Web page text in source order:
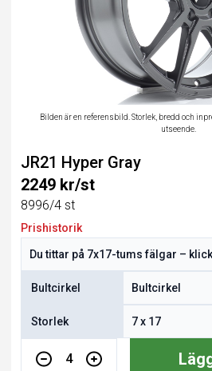
Bilden är en referensbild. Storlek, bredd och
utseende.
JR21 Hyper Gray
2249 kr/st
8996/4 st
Prishistorik
Bultcirkel
Storlek
4